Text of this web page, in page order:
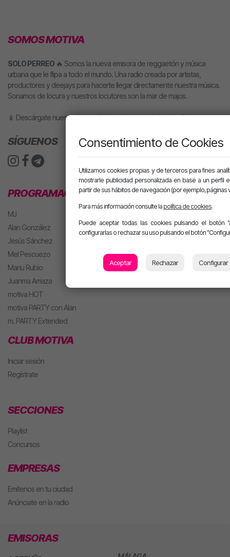
SOMOS MOTIVA
SOLO PERREO 🔥 Somos la nueva emisora de reggaetón y música
urbana que le flipa a todo el mundo. Una radio creada por artistas,
productores y deejays para hacerte llegar directamente nuestra música.
Sonamos de locura y nuestros locutores son la mar de majos.
📱 Descárgate nuestra app o pídele motiva a tu altavoz inteligente.
SÍGUENOS
PROGRAMACIÓN
MJ
Alan González
Jesús Sánchez
Mel Pescuezo
Manu Rubio
Juanma Arriaza
motiva HOT
motiva PARTY con Alan
m. PARTY Extended
CLUB MOTIVA
Iniciar sesión
Regístrate
SECCIONES
Playlist
Concursos
EMPRESAS
Emítenos en tu ciudad
Anúnciate en la radio
EMISORAS
Consentimiento de Cookies
Utilizamos cookies propias y de terceros para fines
mostrarle publicidad personalizada en base a un perfil
partir de sus hábitos de navegación (por ejemplo, páginas
Para más información consulte la política de cookies.
Puede aceptar todas las cookies pulsando el botón
configurarlas o rechazar su uso pulsando el botón
Aceptar Rechazar Configurar